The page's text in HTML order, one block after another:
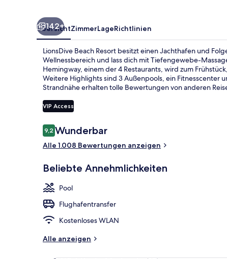
142+
ÜbersichtZimmerLageRichtlinien
LionsDive Beach Resort besitzt einen Jachthafen und
Wellnessbereich und lass dich mit Tiefengewebe-
Hemingway, einem der 4 Restaurants, wird zum
Weitere Highlights sind 3 Außenpools, ein Fitnesscenter
Strandnähe erhalten tolle Bewertungen von anderen
VIP Access
Bewertungen
9,29,2 von 10.
Wunderbar
Alle 1.008 Bewertungen anzeigen
Beliebte Annehmlichkeiten
Pool
Flughafentransfer
Kostenloses WLAN
Alle anzeigen